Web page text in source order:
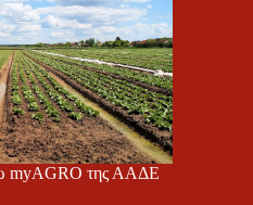
myAGRO της ΑΑΔΕ